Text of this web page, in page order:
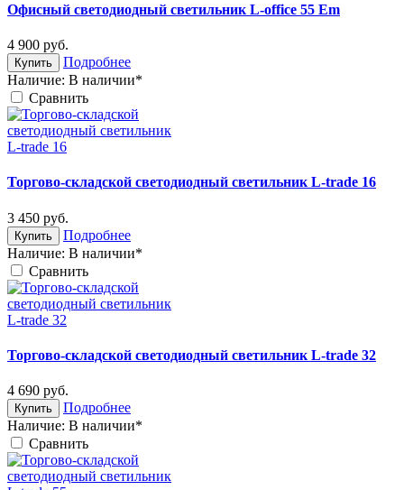
Офисный светодиодный светильник L-office 55 Em
4 900 руб.
Купить
Подробнее
Наличие: В наличии*
Cравнить
Торгово-складской светодиодный светильник L-trade 16
3 450 руб.
Купить
Подробнее
Наличие: В наличии*
Cравнить
Торгово-складской светодиодный светильник L-trade 32
4 690 руб.
Купить
Подробнее
Наличие: В наличии*
Cравнить